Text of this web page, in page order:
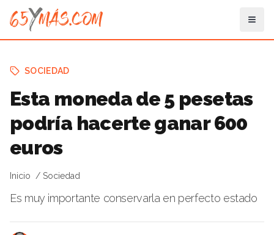
SOCIEDAD
Esta moneda de 5 pesetas
podría hacerte ganar 600
euros
Inicio Sociedad
Es muy importante conservarla en perfecto estado